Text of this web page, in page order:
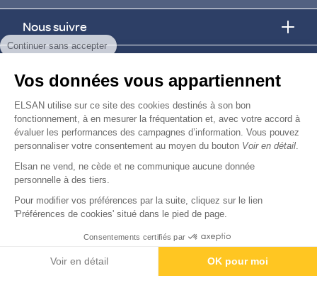
Continuer sans accepter
Vos données vous appartiennent
ELSAN utilise sur ce site des cookies destinés à son bon
fonctionnement, à en mesurer la fréquentation et, avec votre accord à
évaluer les performances des campagnes d’information. Vous pouvez
personnaliser votre consentement au moyen du bouton Voir en détail
Elsan ne vend, ne cède et ne communique aucune donnée
personnelle à des tiers.
Pour modifier vos préférences par la suite, cliquez sur le lien
'Préférences de cookies' situé dans le pied de page.
Consentements certifiés par
Voir en détail OK pour moi
Nous suivre
Nous rejoindre
Devenir fournisseur
© Copyright 2026 Elsan
Mentions Légales-Données personnelles
Agence digitale : VOID